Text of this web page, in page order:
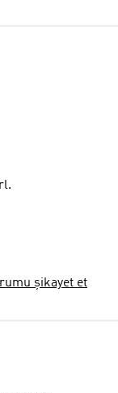
şikayet et